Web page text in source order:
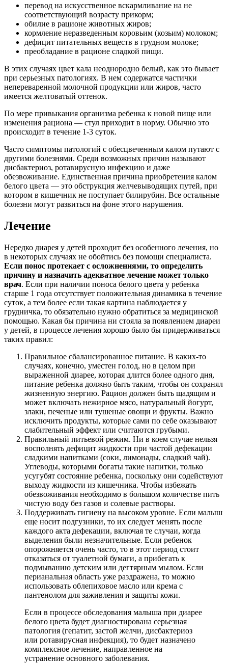
перевод на искусственное вскармливание на не
соответствующий возрасту прикорм;
обилие в рационе животных жиров;
кормление неразведенным коровьим (козьим) молоком;
дефицит питательных веществ в грудном молоке;
преобладание в рационе сладкой пищи.
В этих случаях цвет кала неоднородно белый, как это бывает
при серьезных патологиях. В нем содержатся частички
непереваренной молочной продукции или жиров, часто
имеется желтоватый оттенок.
По мере привыкания организма ребенка к новой пище или
изменения рациона — стул приходит в норму. Обычно это
происходит в течение 1-3 суток.
Часто симптомы патологий с обесцвеченным калом путают с
другими болезнями. Среди возможных причин называют
дисбактериоз, ротавирусную инфекцию и даже
обезвоживание. Единственная причина приобретения калом
белого цвета — это обструкция желчевыводящих путей, при
котором в кишечник не поступает билирубин. Все остальные
болезни могут развиться на фоне этого нарушения.
Лечение
Нередко диарея у детей проходит без особенного лечения, но
в некоторых случаях не обойтись без помощи специалиста.
Если понос протекает с осложнениями, то определить
причину и назначить адекватное лечение может только
врач. Если при наличии поноса белого цвета у ребенка
старше 1 года отсутствует положительная динамика в течение
суток, а тем более если такая картина наблюдается у
грудничка, то обязательно нужно обратиться за медицинской
помощью. Какая бы причина ни стояла за появлением диареи
у детей, в процессе лечения хорошо было бы придерживаться
таких правил:
Правильное сбалансированное питание. В каких-то
случаях, конечно, уместен голод, но в целом при
выраженной диарее, которая длится более одного дня,
питание ребенка должно быть таким, чтобы он сохранял
жизненную энергию. Рацион должен быть щадящим и
может включать нежирное мясо, натуральный йогурт,
злаки, печеные или тушеные овощи и фрукты. Важно
исключить продукты, которые сами по себе оказывают
слабительный эффект или считаются грубыми.
Правильный питьевой режим. Ни в коем случае нельзя
восполнять дефицит жидкости при частой дефекации
сладкими напитками (соки, лимонады, сладкий чай).
Углеводы, которыми богаты такие напитки, только
усугубят состояние ребенка, поскольку они содействуют
выходу жидкости из кишечника. Чтобы избежать
обезвоживания необходимо в большом количестве пить
чистую воду без газов и солевые растворы.
Поддерживать гигиену на высоком уровне. Если малыш
еще носит подгузники, то их следует менять после
каждого акта дефекации, включая те случаи, когда
выделения были незначительные. Если ребенок
опорожняется очень часто, то в этот период стоит
отказаться от туалетной бумаги, а прибегать к
подмыванию детским или дегтярным мылом. Если
перианальная область уже раздражена, то можно
использовать облепиховое масло или крема с
пантенолом для заживления и защиты кожи.
Если в процессе обследования малыша при диарее
белого цвета будет диагностирована серьезная
патология (гепатит, застой желчи, дисбактериоз
или ротавирусная инфекция), то будет назначено
комплексное лечение, направленное на
устранение основного заболевания.